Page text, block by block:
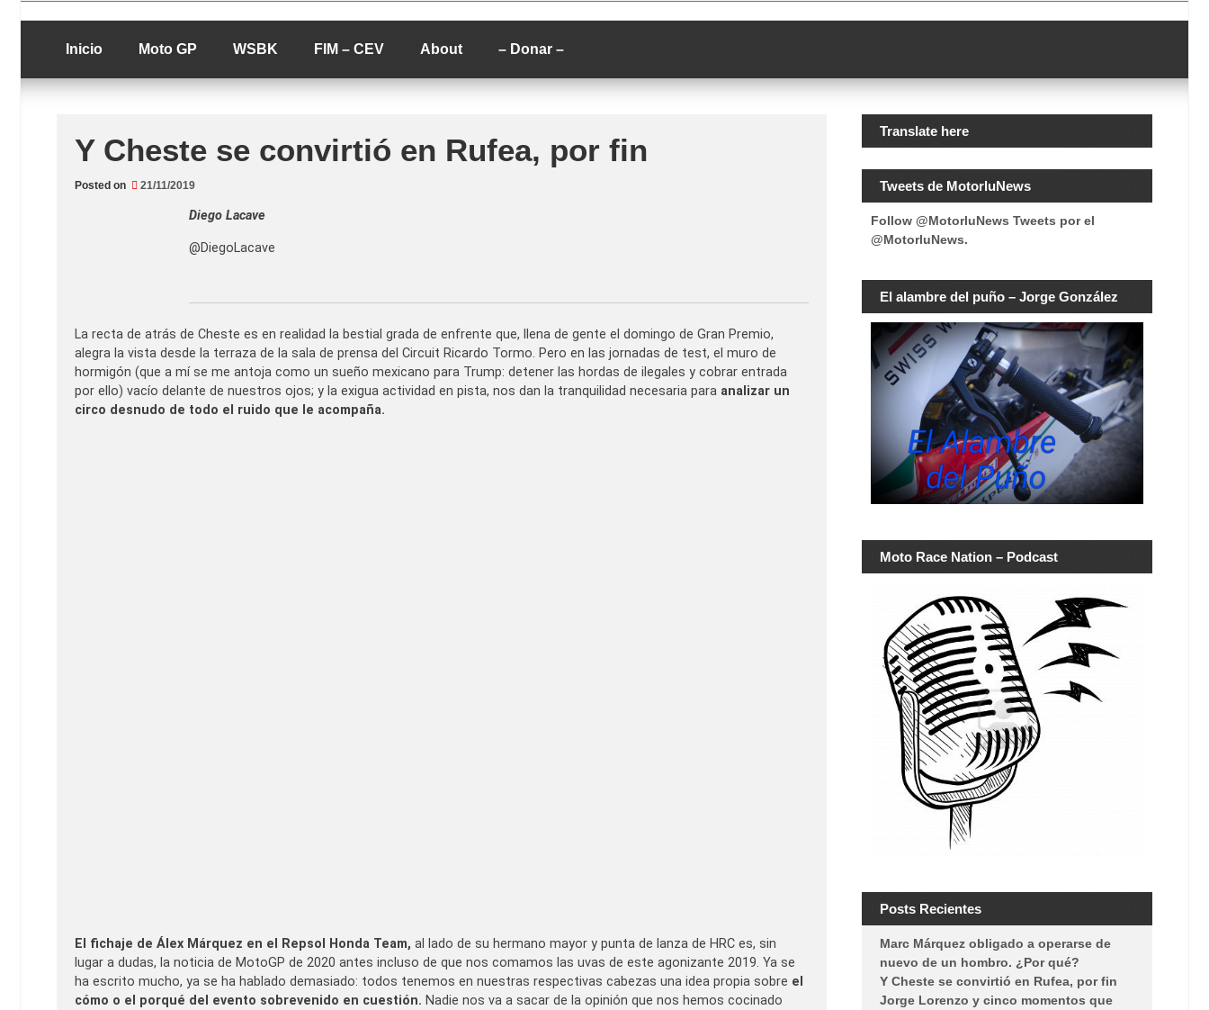
to
contentLucio Lopez GP
luciolopezgp
Inicio Moto GP WSBK FIM – CEV About – Donar –
Y Cheste se convirtió en Rufea, por fin
Posted on 21/11/2019
Diego Lacave
@DiegoLacave
La recta de atrás de Cheste es en realidad la bestial grada de enfrente que, llena de gente el domingo de Gran Premio,
alegra la vista desde la terraza de la sala de prensa del Circuit Ricardo Tormo. Pero en las jornadas de test, el muro de
hormigón (que a mí se me antoja como un sueño mexicano para Trump: detener las hordas de ilegales y cobrar entrada
por ello) vacío delante de nuestros ojos; y la exigua actividad en pista, nos dan la tranquilidad necesaria para analizar un
circo desnudo de todo el ruido que le acompaña.
El fichaje de Álex Márquez en el Repsol Honda Team, al lado de su hermano mayor y punta de lanza de HRC es, sin
lugar a dudas, la noticia de MotoGP de 2020 antes incluso de que nos comamos las uvas de este agonizante 2019. Ya se
ha escrito mucho, ya se ha hablado demasiado: todos tenemos en nuestras respectivas cabezas una idea propia sobre el
cómo o el porqué del evento sobrevenido en cuestión. Nadie nos va a sacar de la opinión que nos hemos cocinado
Translate here
Tweets de MotorluNews
Follow @MotorluNews Tweets por el
@MotorluNews.
El alambre del puño – Jorge González
Moto Race Nation – Podcast
Posts Recientes
Marc Márquez obligado a operarse de
nuevo de un hombro. ¿Por qué?
Y Cheste se convirtió en Rufea, por fin
Jorge Lorenzo y cinco momentos que